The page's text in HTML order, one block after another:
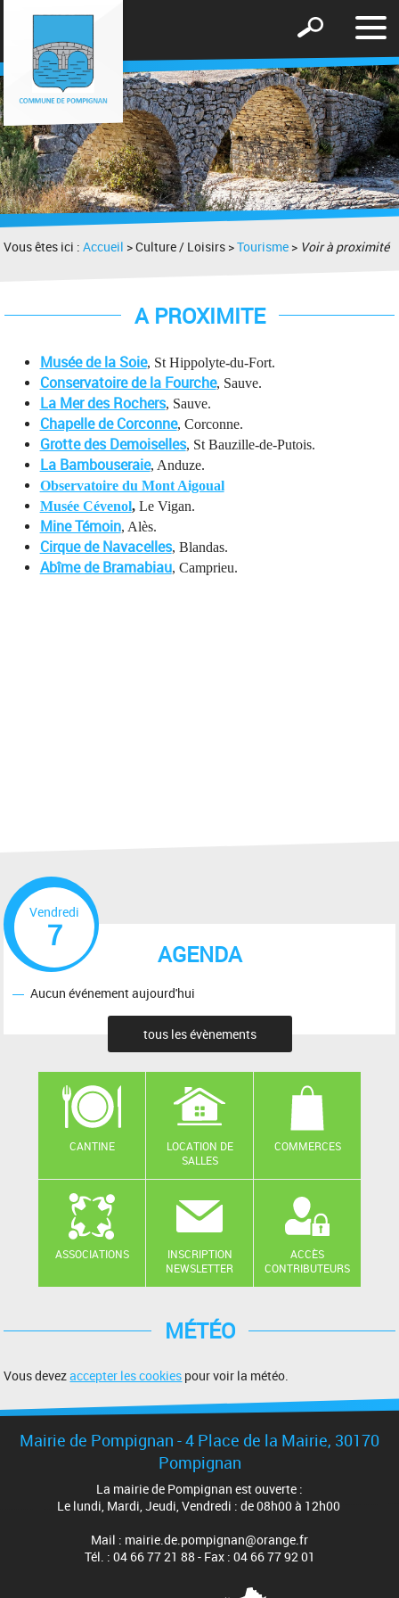
le
Afficher
formulaire
de
recherche
Vous êtes ici :Accueil > Culture / Loisirs >Tourisme > Voir à proximité
A PROXIMITE
Musée de la Soie, St Hippolyte-du-Fort.
Conservatoire de la Fourche, Sauve.
La Mer des Rochers, Sauve.
Chapelle de Corconne, Corconne.
Grotte des Demoiselles, St Bauzille-de-Putois.
La Bambouseraie, Anduze.
Observatoire du Mont Aigoual
Musée Cévenol, Le Vigan.
Mine Témoin, Alès.
Cirque de Navacelles, Blandas.
Abîme de Bramabiau, Camprieu.
AGENDA
Vendredi
7
Aucun événement aujourd'hui
tous les évènements
CANTINE
LOCATION DE
SALLES
COMMERCES
ASSOCIATIONS
INSCRIPTION
NEWSLETTER
ACCÈS
CONTRIBUTEURS
MÉTÉO
Vous devezaccepter les cookies pour voir la météo.
Mairie de Pompignan - 4 Place de la Mairie, 30170
Pompignan
La mairie de Pompignan est ouverte :
Le lundi, Mardi, Jeudi, Vendredi : de 08h00 à 12h00
Mail : mairie.de.pompignan@orange.fr
Tél. : 04 66 77 21 88 - Fax : 04 66 77 92 01